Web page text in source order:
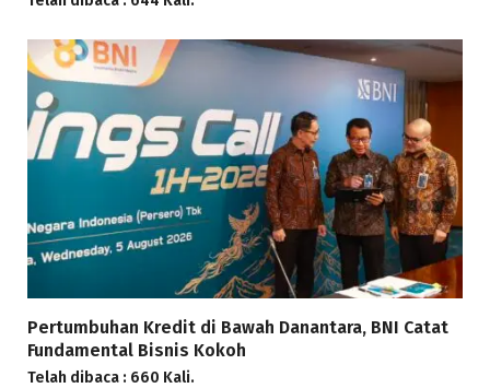
Pertumbuhan Kredit di Bawah Danantara, BNI Catat
Fundamental Bisnis Kokoh
Telah dibaca : 660 Kali.